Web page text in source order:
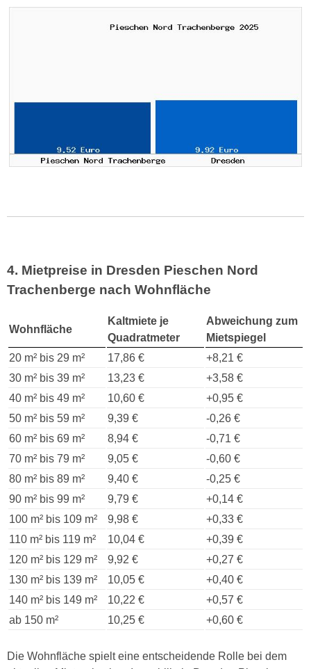
4. Mietpreise in Dresden Pieschen Nord
Trachenberge nach Wohnfläche
Wohnfläche
Kaltmiete je
Quadratmeter
Abweichung zum
Mietspiegel
20 m² bis 29 m²
17,86 €
+8,21 €
30 m² bis 39 m²
13,23 €
+3,58 €
40 m² bis 49 m²
10,60 €
+0,95 €
50 m² bis 59 m²
9,39 €
-0,26 €
60 m² bis 69 m²
8,94 €
-0,71 €
70 m² bis 79 m²
9,05 €
-0,60 €
80 m² bis 89 m²
9,40 €
-0,25 €
90 m² bis 99 m²
9,79 €
+0,14 €
100 m² bis 109 m²
9,98 €
+0,33 €
110 m² bis 119 m²
10,04 €
+0,39 €
120 m² bis 129 m²
9,92 €
+0,27 €
130 m² bis 139 m²
10,05 €
+0,40 €
140 m² bis 149 m²
10,22 €
+0,57 €
ab 150 m²
10,25 € +0,60 €
Die Wohnfläche spielt eine entscheidende Rolle bei dem